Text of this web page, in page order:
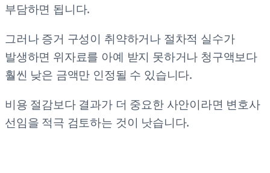
부담하면 됩니다.
그러나 증거 구성이 취약하거나 절차적 실수가
발생하면 위자료를 아예 받지 못하거나 청구액보다
훨씬 낮은 금액만 인정될 수 있습니다.
비용 절감보다 결과가 더 중요한 사안이라면 변호사
선임을 적극 검토하는 것이 낫습니다.